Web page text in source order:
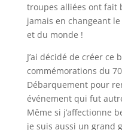
troupes alliées ont fait
jamais en changeant le
et du monde !
J’ai décidé de créer ce
commémorations du
Débarquement pour
événement qui fut
Même si j’affectionne
je suis aussi un grand